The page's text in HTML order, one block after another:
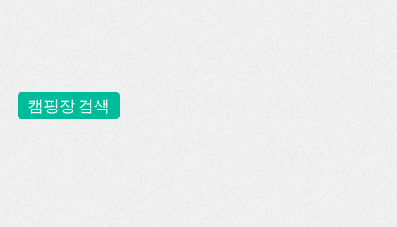
캠핑장 검색